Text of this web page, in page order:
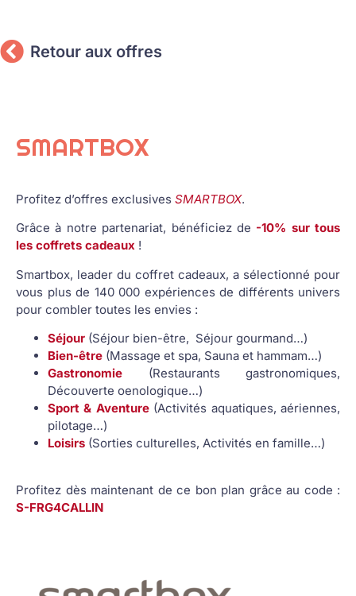
Retour aux offres
SMARTBOX
Profitez d’offres exclusives SMARTBOX.
Grâce à notre partenariat, bénéficiez de -10% sur tous
les coffrets cadeaux !
Smartbox, leader du coffret cadeaux, a sélectionné pour
vous plus de 140 000 expériences de différents univers
pour combler toutes les envies :
Séjour (Séjour bien-être, Séjour gourmand…)
Bien-être (Massage et spa, Sauna et hammam…)
Gastronomie (Restaurants gastronomiques,
Découverte oenologique…)
Sport & Aventure (Activités aquatiques, aériennes,
pilotage…)
Loisirs (Sorties culturelles, Activités en famille…)
Profitez dès maintenant de ce bon plan grâce au code :
S-FRG4CALLIN